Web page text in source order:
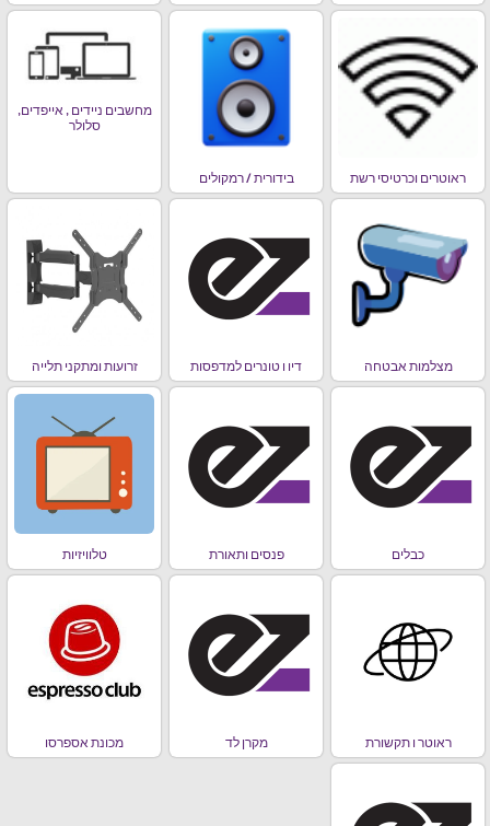
ראוטרים וכרטיסי רשת בידורית / רמקולים
מחשבים ניידים , אייפדים,
סלולר
מצלמות אבטחה דיו ו טונרים למדפסות זרועות ומתקני תלייה
כבלים פנסים ותאורת טלוויזיות
ראוטר ו תקשורת מקרן לד מכונת אספרסו